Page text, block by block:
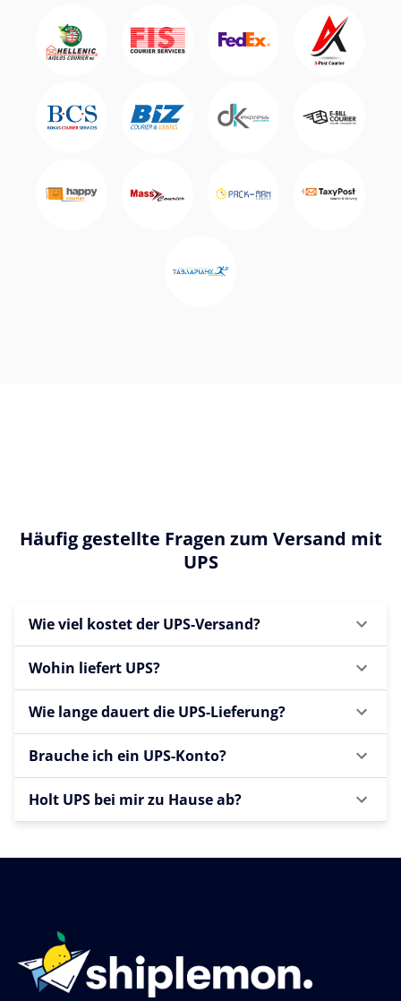
Häufig gestellte Fragen zum Versand mit
UPS
Wie viel kostet der UPS-Versand?
Wohin liefert UPS?
Wie lange dauert die UPS-Lieferung?
Brauche ich ein UPS-Konto?
Holt UPS bei mir zu Hause ab?